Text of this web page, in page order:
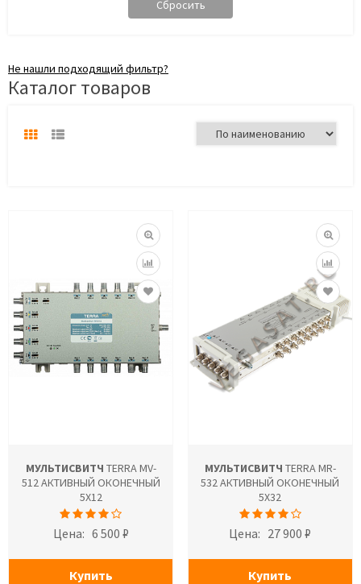
Не нашли подходящий фильтр?
Каталог товаров
МУЛЬТИСВИТЧ TERRA MV-
512 АКТИВНЫЙ ОКОНЕЧНЫЙ
5X12
Цена: 6 500 ₽
Купить
МУЛЬТИСВИТЧ TERRA MR-
532 АКТИВНЫЙ ОКОНЕЧНЫЙ
5X32
Цена: 27 900 ₽
Купить